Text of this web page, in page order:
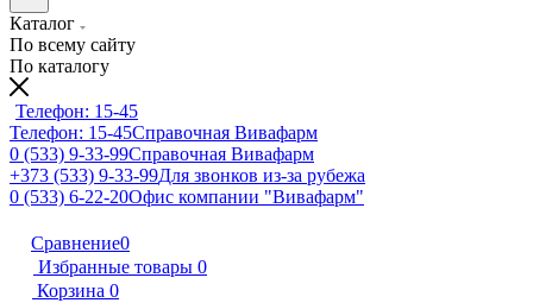
Каталог
По всему сайту
По каталогу
Телефон: 15-45
Телефон: 15-45Справочная Вивафарм
0 (533) 9-33-99Справочная Вивафарм
+373 (533) 9-33-99Для звонков из-за рубежа
0 (533) 6-22-20Офис компании "Вивафарм"
Сравнение0
Избранные товары 0
Корзина 0